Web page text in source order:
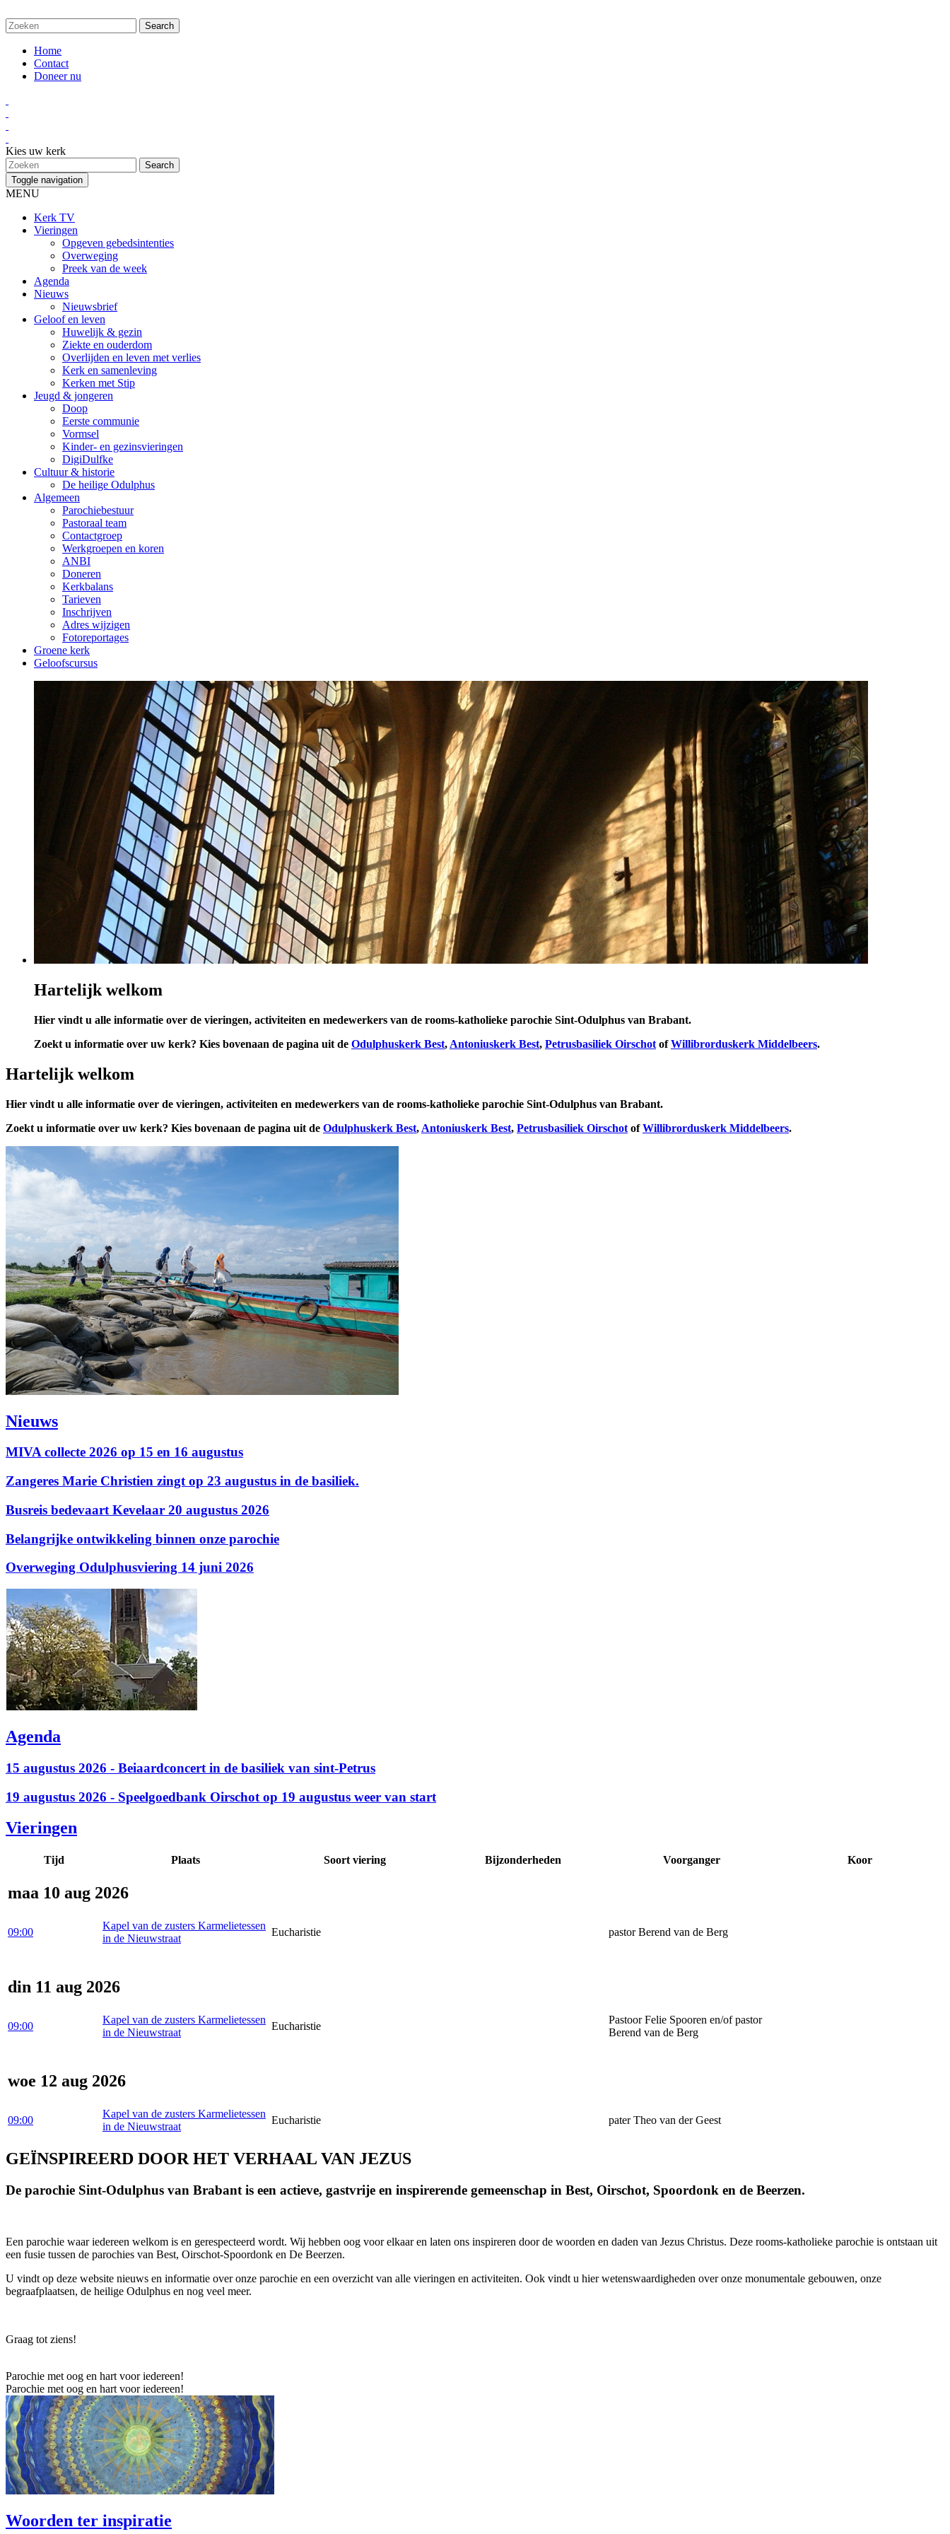
Home
Contact
Doneer nu
Kies uw kerk
Toggle navigation
MENU
Kerk TV
Vieringen
Opgeven gebedsintenties
Overweging
Preek van de week
Agenda
Nieuws
Nieuwsbrief
Geloof en leven
Huwelijk & gezin
Ziekte en ouderdom
Overlijden en leven met verlies
Kerk en samenleving
Kerken met Stip
Jeugd & jongeren
Doop
Eerste communie
Vormsel
Kinder- en gezinsvieringen
DigiDulfke
Cultuur & historie
De heilige Odulphus
Algemeen
Parochiebestuur
Pastoraal team
Contactgroep
Werkgroepen en koren
ANBI
Doneren
Kerkbalans
Tarieven
Inschrijven
Adres wijzigen
Fotoreportages
Groene kerk
Geloofscursus
Hartelijk welkom
Hier vindt u alle informatie over de vieringen, activiteiten en medewerkers van de rooms-katholieke parochie Sint-Odulphus van Brabant.
Zoekt u informatie over uw kerk? Kies bovenaan de pagina uit de Odulphuskerk Best, Antoniuskerk Best, Petrusbasiliek Oirschot ofWillibrorduskerk Middelbeers.
Hartelijk welkom
Hier vindt u alle informatie over de vieringen, activiteiten en medewerkers van de rooms-katholieke parochie Sint-Odulphus van Brabant.
Zoekt u informatie over uw kerk? Kies bovenaan de pagina uit de Odulphuskerk Best, Antoniuskerk Best, Petrusbasiliek Oirschot ofWillibrorduskerk Middelbeers.
Nieuws
MIVA collecte 2026 op 15 en 16 augustus
Zangeres Marie Christien zingt op 23 augustus in de basiliek.
Busreis bedevaart Kevelaar 20 augustus 2026
Belangrijke ontwikkeling binnen onze parochie
Overweging Odulphusviering 14 juni 2026
Agenda
15 augustus 2026 - Beiaardconcert in de basiliek van sint-Petrus
19 augustus 2026 - Speelgoedbank Oirschot op 19 augustus weer van start
Vieringen
Tijd Plaats Soort viering Bijzonderheden Voorganger Koor
maa 10 aug 2026
09:00
Kapel van de zusters Karmelietessen
in de Nieuwstraat
Eucharistie pastor Berend van de Berg
din 11 aug 2026
09:00
Kapel van de zusters Karmelietessen
in de Nieuwstraat
Eucharistie
Pastoor Felie Spooren en/of pastor
Berend van de Berg
woe 12 aug 2026
09:00
Kapel van de zusters Karmelietessen
in de Nieuwstraat
Eucharistie pater Theo van der Geest
GEÏNSPIREERD DOOR HET VERHAAL VAN JEZUS
De parochie Sint-Odulphus van Brabant is een actieve, gastvrije en inspirerende gemeenschap in Best, Oirschot, Spoordonk en de Beerzen.
Een parochie waar iedereen welkom is en gerespecteerd wordt. Wij hebben oog voor elkaar en laten ons inspireren door de woorden en daden van Jezus Christus. Deze rooms-katholieke parochie is ontstaan uit
een fusie tussen de parochies van Best, Oirschot-Spoordonk en De Beerzen.
U vindt op deze website nieuws en informatie over onze parochie en een overzicht van alle vieringen en activiteiten. Ook vindt u hier wetenswaardigheden over onze monumentale gebouwen, onze
begraafplaatsen, de heilige Odulphus en nog veel meer.
Graag tot ziens!
Parochie met oog en hart voor iedereen!
Parochie met oog en hart voor iedereen!
Woorden ter inspiratie